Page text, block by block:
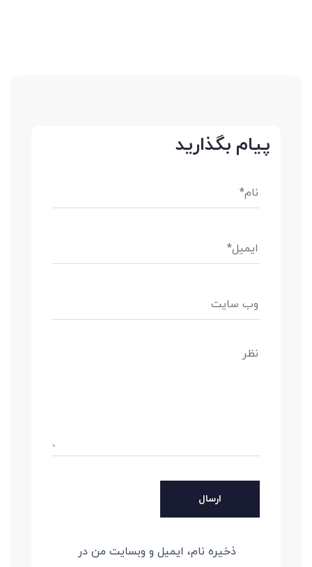
پیام بگذارید
ذخیره نام، ایمیل و وبسایت من در